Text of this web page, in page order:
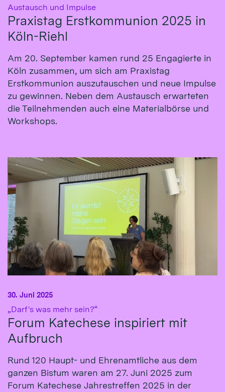
Austausch und Impulse
Praxistag Erstkommunion 2025 in
Köln-Riehl
Am 20. September kamen rund 25 Engagierte in
Köln zusammen, um sich am Praxistag
Erstkommunion auszutauschen und neue Impulse
zu gewinnen. Neben dem Austausch erwarteten
die Teilnehmenden auch eine Materialbörse und
Workshops.
„Darf's was mehr sein?“
Forum Katechese inspiriert mit
Aufbruch
30. Juni 2025
Rund 120 Haupt- und Ehrenamtliche aus dem
ganzen Bistum waren am 27. Juni 2025 zum
Forum Katechese Jahrestreffen 2025 in der